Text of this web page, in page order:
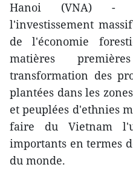
Hanoi (VNA) -
l'investissement
de l'économie
matières
transformation des
plantées dans les
et peuplées d'ethnies
faire du Vietnam
importants en termes
du monde.